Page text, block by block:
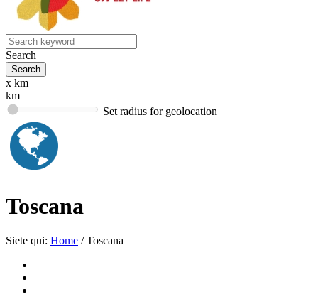
Search
x km
km
Set radius for geolocation
Toscana
Siete qui: Home / Toscana